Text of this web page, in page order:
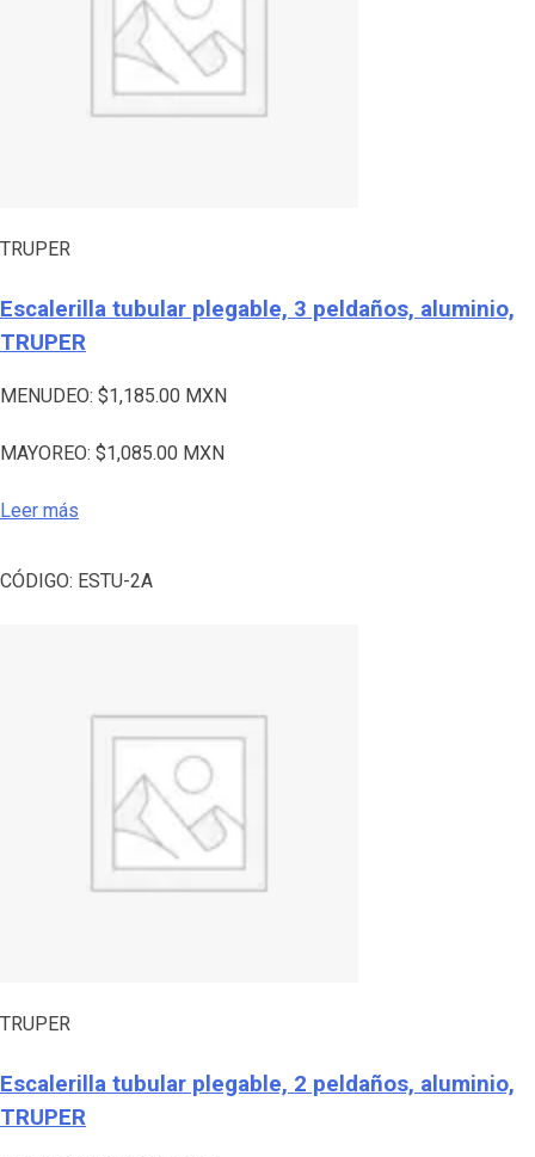
TRUPER
Escalerilla tubular plegable, 3 peldaños, aluminio,
TRUPER
MENUDEO: $1,185.00 MXN
MAYOREO: $1,085.00 MXN
Leer más
CÓDIGO: ESTU-2A
TRUPER
Escalerilla tubular plegable, 2 peldaños, aluminio,
TRUPER